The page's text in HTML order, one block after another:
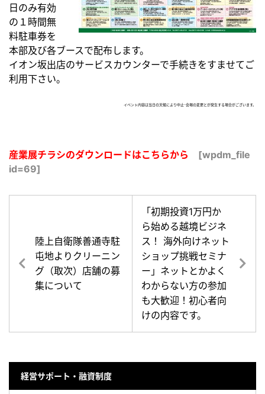
日のみ有効
の１時間無
料駐車券を
本部及び各ブースで配布します。
イオン坂出店のサービスカウンターで手続きをすませてご
利用下さい。
イベント内容は当日の天候により中止･会場の変更とが発生する場合がございます。
産業展チラシのダウンロードはこちらから [wpdm_file
id=69]
陸上自衛隊善通寺駐
屯地よりクリーニン
グ（取次）店舗の募
集について
「初期投資1万円か
ら始める越境ビジネ
ス！ 海外向けネット
ショップ挑戦セミナ
ー」ネットとかよく
わからない方の参加
も大歓迎！初心者向
けの内容です。
経営サポート・融資制度